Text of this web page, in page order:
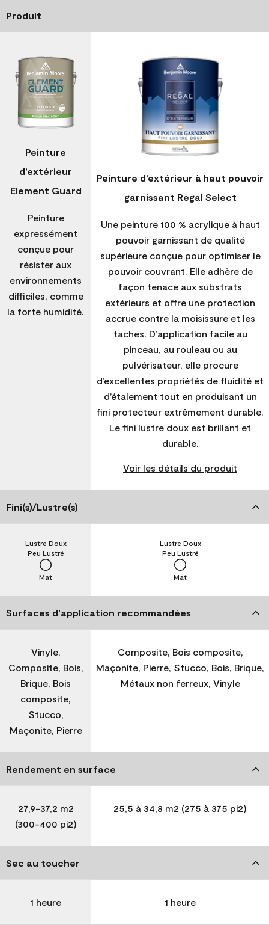
Produit
Peinture
d’extérieur
Element Guard
Peinture
expressément
conçue pour
résister aux
environnements
difficiles, comme
la forte humidité.
Peinture d’extérieur à haut pouvoir
garnissant Regal Select
Une peinture 100 % acrylique à haut
pouvoir garnissant de qualité
supérieure conçue pour optimiser le
pouvoir couvrant. Elle adhère de
façon tenace aux substrats
extérieurs et offre une protection
accrue contre la moisissure et les
taches. D’application facile au
pinceau, au rouleau ou au
pulvérisateur, elle procure
d’excellentes propriétés de fluidité et
d’étalement tout en produisant un
fini protecteur extrêmement durable.
Le fini lustre doux est brillant et
durable.
Voir les détails du produit
Fini(s)/Lustre(s)
Mat
Peu Lustré
Lustre Doux
Mat
Peu Lustré
Lustre Doux
Surfaces d’application recommandées
Vinyle,
Composite, Bois,
Brique, Bois
composite,
Stucco,
Maçonite, Pierre
Composite, Bois composite,
Maçonite, Pierre, Stucco, Bois, Brique,
Métaux non ferreux, Vinyle
Rendement en surface
27,9-37,2 m2
(300-400 pi2)
25,5 à 34,8 m2 (275 à 375 pi2)
Sec au toucher
1 heure 1 heure